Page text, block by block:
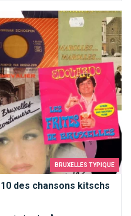
BRUXELLES TYPIQUE
des chansons kitschs
à Bruxelles